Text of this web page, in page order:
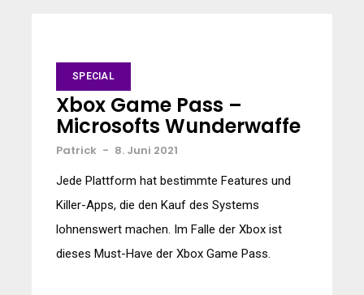
SPECIAL
Xbox Game Pass –
Microsofts Wunderwaffe
Patrick - 8. Juni 2021
Jede Plattform hat bestimmte Features und
Killer-Apps, die den Kauf des Systems
lohnenswert machen. Im Falle der Xbox ist
dieses Must-Have der Xbox Game Pass.